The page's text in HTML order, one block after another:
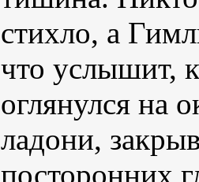
стихло, а
что услышит,
оглянулся на
ладони,
посторонних